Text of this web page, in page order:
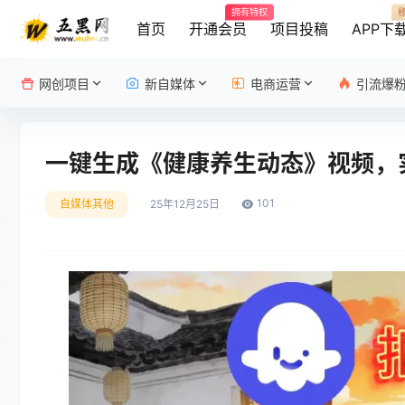
首页 开通会员
拥有特权
项目投稿 APP下
网创项目 新自媒体 电商运营 引流爆
一键生成《健康养生动态》视频
自媒体其他 25年12月25日 101